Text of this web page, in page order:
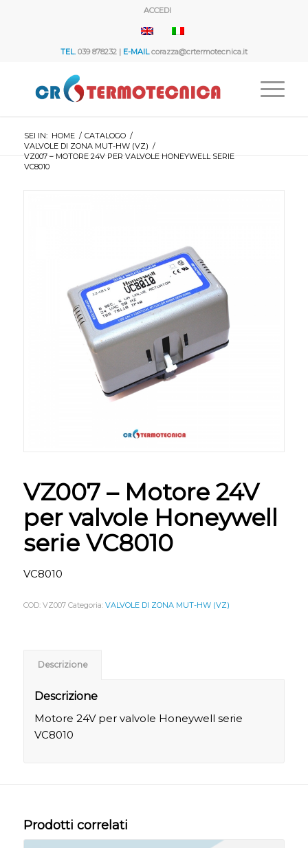
ACCEDI
TEL.039 878232 | E-MAILcorazza@crtermotecnica.it
SEI IN: HOME / CATALOGO /
VALVOLE DI ZONA MUT-HW (VZ) /
VZ007 – MOTORE 24V PER VALVOLE HONEYWELL SERIE
VC8010
VZ007 – Motore 24V
per valvole Honeywell
serie VC8010
VC8010
COD: VZ007 Categoria: VALVOLE DI ZONA MUT-HW (VZ)
Descrizione
Descrizione
Motore 24V per valvole Honeywell serie
VC8010
Prodotti correlati